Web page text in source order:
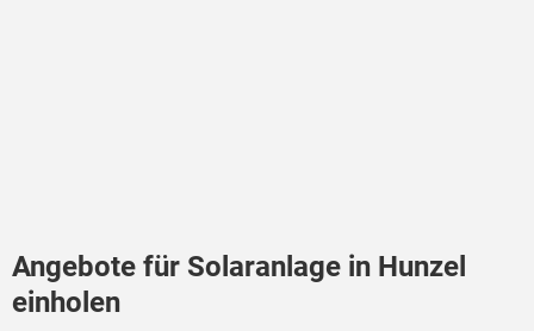
Angebote für Solaranlage in Hunzel
einholen